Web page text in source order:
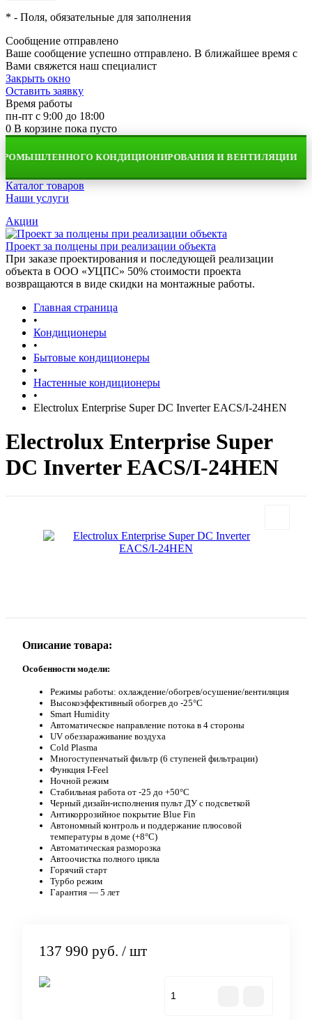
* - Поля, обязательные для заполнения
Сообщение отправлено
Ваше сообщение успешно отправлено. В ближайшее время с
Вами свяжется наш специалист
Закрыть окно
Оставить заявку
Время работы
пн-пт с 9:00 до 18:00
0 В корзине пока пусто
КОНДИЦИОНИРОВАНИЯ И ВЕНТИЛЯЦИИ
Каталог товаров
Наши услуги
Акции
Проект за полцены при реализации объекта
При заказе проектирования и последующей реализации
объекта в ООО «УЦПС» 50% стоимости проекта
возвращаются в виде скидки на монтажные работы.
Главная страница
•
Кондиционеры
•
Бытовые кондиционеры
•
Настенные кондиционеры
•
Electrolux Enterprise Super DC Inverter EACS/I-24HEN
Electrolux Enterprise Super
DC Inverter EACS/I-24HEN
Описание товара:
Особенности модели:
Режимы работы: охлаждение/обогрев/осушение/вентиляция
Высокоэффективный обогрев до -25°С
Smart Humidity
Автоматическое направление потока в 4 стороны
UV обеззараживание воздуха
Cold Plasma
Многоступенчатый фильтр (6 ступеней фильтрации)
Функция I-Feel
Ночной режим
Стабильная работа от -25 до +50°C
Черный дизайн-исполнения пульт ДУ с подсветкой
Антикоррозийное покрытие Blue Fin
Автономный контроль и поддержание плюсовой
температуры в доме (+8°C)
Автоматическая разморозка
Автоочистка полного цикла
Горячий старт
Турбо режим
Гарантия — 5 лет
137 990 руб. / шт